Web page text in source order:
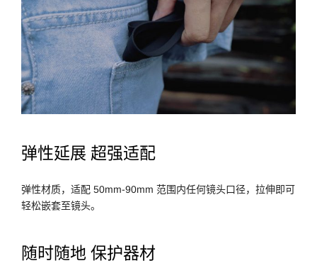
弹性延展 超强适配
弹性材质，适配 50mm-90mm 范围内任何镜头口径，拉伸即可
轻松嵌套至镜头。
随时随地 保护器材